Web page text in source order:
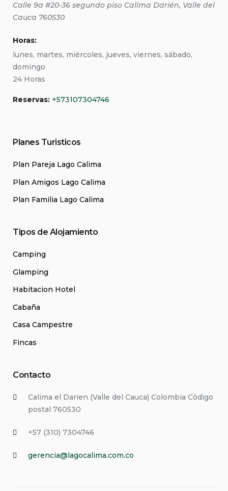
Calle 9a #20-36 segundo piso Calima Darién, Valle del
Cauca 760530
Horas:
lunes, martes, miércoles, jueves, viernes, sábado,
domingo
24 Horas
Reservas: +573107304746
Planes Turisticos
Plan Pareja Lago Calima
Plan Amigos Lago Calima
Plan Familia Lago Calima
Tipos de Alojamiento
Camping
Glamping
Habitacion Hotel
Cabaña
Casa Campestre
Fincas
Contacto
Calima el Darien (Valle del Cauca) Colombia Código
postal 760530
+57 (310) 7304746
gerencia@lagocalima.com.co